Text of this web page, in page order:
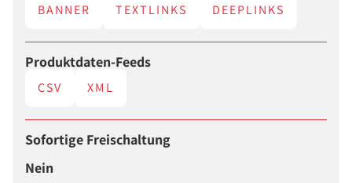
BANNER TEXTLINKS DEEPLINKS
Produktdaten-Feeds
CSV XML
Sofortige Freischaltung
Nein